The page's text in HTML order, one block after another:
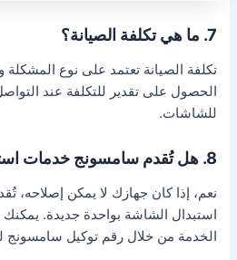
7. ما هي تكلفة الصيانة؟
تكلفة الصيانة تعتمد على نوع
الحصول على تقدير للتكلفة عند
للشاشات.
8. هل تُقدم سامسونج خدمات استبدال؟
نعم، إذا كان جهازك لا يمكن إصلاحه،
استبدال الشاشة بواحدة جديدة.
الخدمة من خلال رقم توكيل سامسونج